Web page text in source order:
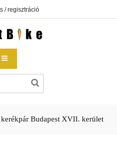
/ regisztráció
Budapest XVII. kerület